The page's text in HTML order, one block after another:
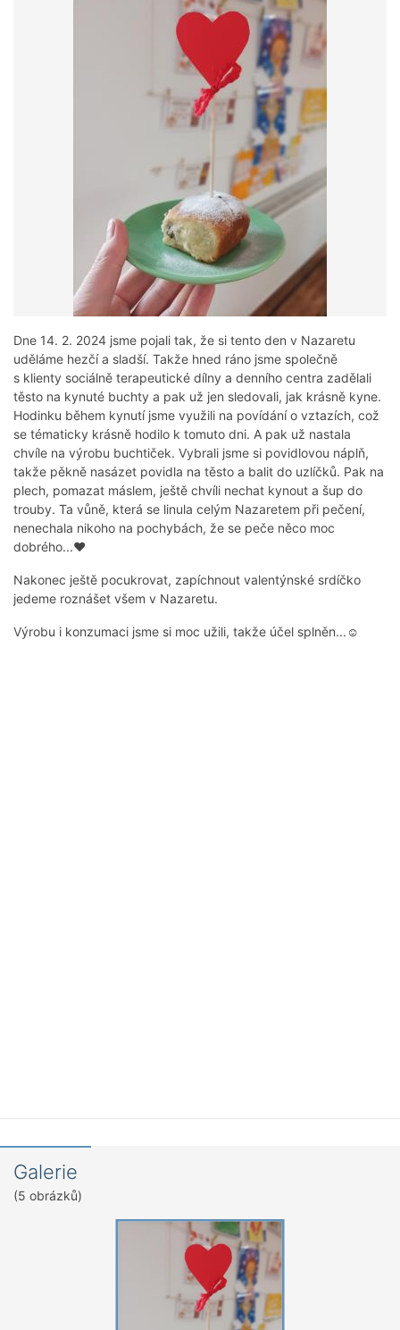
Dne 14. 2. 2024 jsme pojali tak, že si tento den v Nazaretu
uděláme hezčí a sladší. Takže hned ráno jsme společně
s klienty sociálně terapeutické dílny a denního centra zadělali
těsto na kynuté buchty a pak už jen sledovali, jak krásně kyne.
Hodinku během kynutí jsme využili na povídání o vztazích, což
se tématicky krásně hodilo k tomuto dni. A pak už nastala
chvíle na výrobu buchtiček. Vybrali jsme si povidlovou náplň,
takže pěkně nasázet povidla na těsto a balit do uzlíčků. Pak na
plech, pomazat máslem, ještě chvíli nechat kynout a šup do
trouby. Ta vůně, která se linula celým Nazaretem při pečení,
nenechala nikoho na pochybách, že se peče něco moc
dobrého...♥
Nakonec ještě pocukrovat, zapíchnout valentýnské srdíčko
jedeme roznášet všem v Nazaretu.
Výrobu i konzumaci jsme si moc užili, takže účel splněn...☺
Galerie
(5 obrázků)